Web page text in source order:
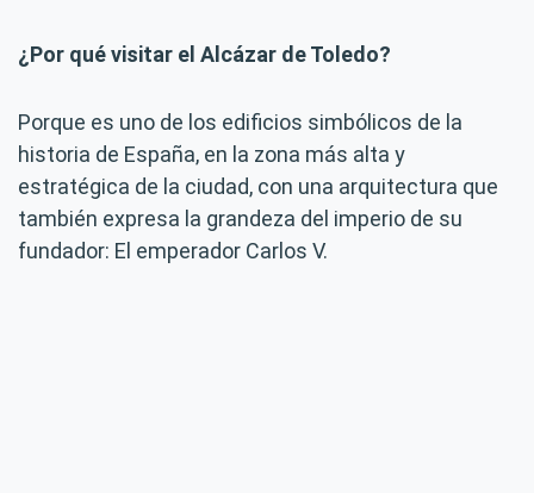
¿Por qué visitar el Alcázar de Toledo?
Porque es uno de los edificios simbólicos de la
historia de España, en la zona más alta y
estratégica de la ciudad, con una arquitectura que
también expresa la grandeza del imperio de su
fundador: El emperador Carlos V.